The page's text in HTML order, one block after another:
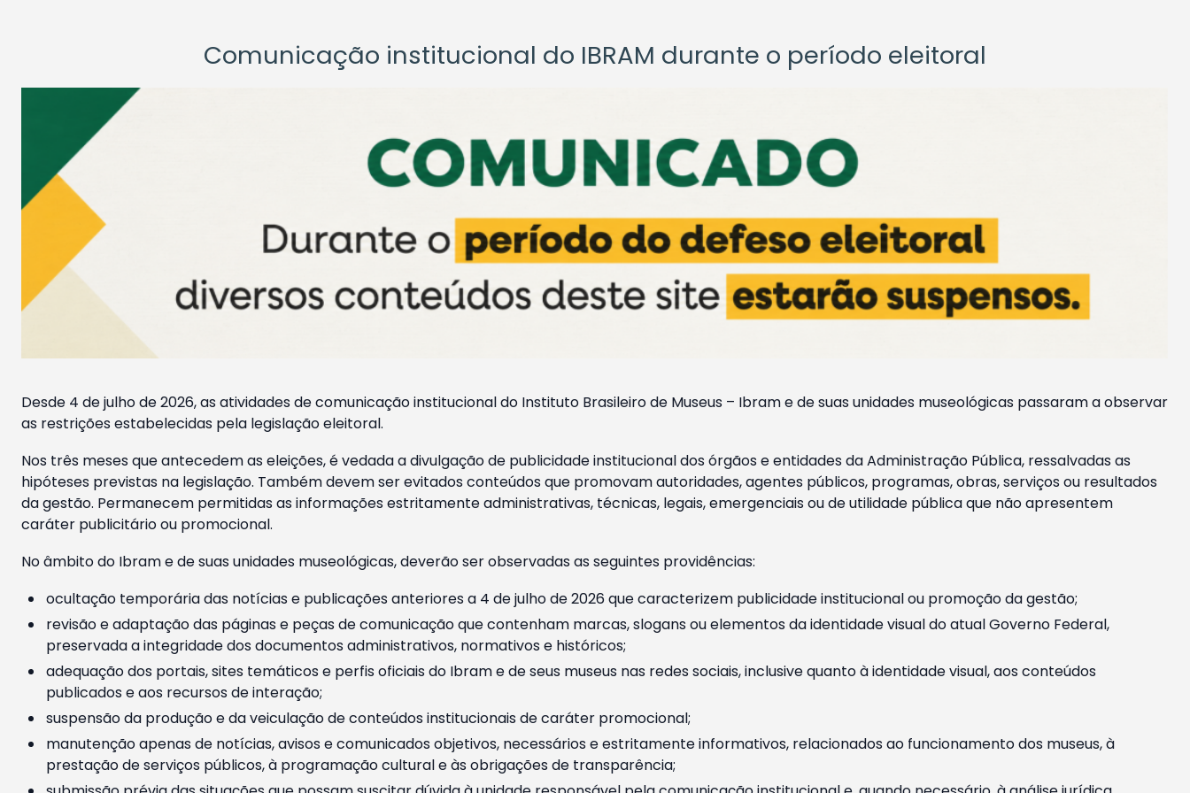
Comunicação institucional do IBRAM durante o período eleitoral
Desde 4 de julho de 2026, as atividades de comunicação institucional do Instituto Brasileiro de Museus – Ibram e de suas unidades museológicas passaram a observar
as restrições estabelecidas pela legislação eleitoral.
Nos três meses que antecedem as eleições, é vedada a divulgação de publicidade institucional dos órgãos e entidades da Administração Pública, ressalvadas as
hipóteses previstas na legislação. Também devem ser evitados conteúdos que promovam autoridades, agentes públicos, programas, obras, serviços ou resultados
da gestão. Permanecem permitidas as informações estritamente administrativas, técnicas, legais, emergenciais ou de utilidade pública que não apresentem
caráter publicitário ou promocional.
No âmbito do Ibram e de suas unidades museológicas, deverão ser observadas as seguintes providências:
ocultação temporária das notícias e publicações anteriores a 4 de julho de 2026 que caracterizem publicidade institucional ou promoção da gestão;
revisão e adaptação das páginas e peças de comunicação que contenham marcas, slogans ou elementos da identidade visual do atual Governo Federal,
preservada a integridade dos documentos administrativos, normativos e históricos;
adequação dos portais, sites temáticos e perfis oficiais do Ibram e de seus museus nas redes sociais, inclusive quanto à identidade visual, aos conteúdos
publicados e aos recursos de interação;
suspensão da produção e da veiculação de conteúdos institucionais de caráter promocional;
manutenção apenas de notícias, avisos e comunicados objetivos, necessários e estritamente informativos, relacionados ao funcionamento dos museus, à
prestação de serviços públicos, à programação cultural e às obrigações de transparência;